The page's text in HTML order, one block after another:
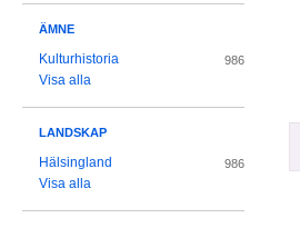
ÄMNE
Kulturhistoria 986
Visa alla
LANDSKAP
Hälsingland 986
Visa alla